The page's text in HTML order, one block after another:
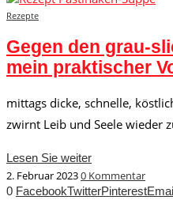
Rezepte
Gegen den grau-
mein praktischer
mittags dicke, schnelle,
zwirnt Leib und Seele wieder
Lesen Sie weiter
2. Februar 20230 Kommentar
0 FacebookTwitterPinterestEmail